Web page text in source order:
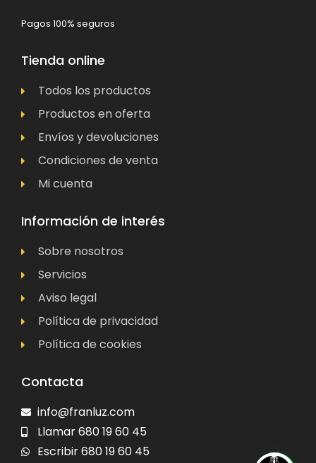
Pagos 100% seguros
Tienda online
Todos los productos
Productos en oferta
Envíos y devoluciones
Condiciones de venta
Mi cuenta
Información de interés
Sobre nosotros
Servicios
Aviso legal
Política de privacidad
Política de cookies
Contacta
info@franluz.com
Llamar 680 19 60 45
Escribir 680 19 60 45